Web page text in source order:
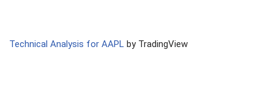
Technical Analysis for AAPL by TradingView